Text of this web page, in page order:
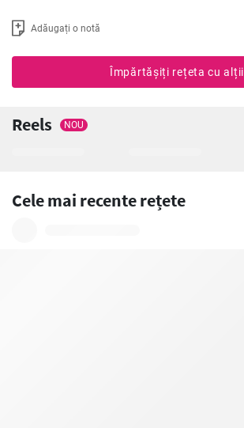
Adăugați o notă
Împărtășiți rețeta cu alții
Reels NOU
Cele mai recente rețete